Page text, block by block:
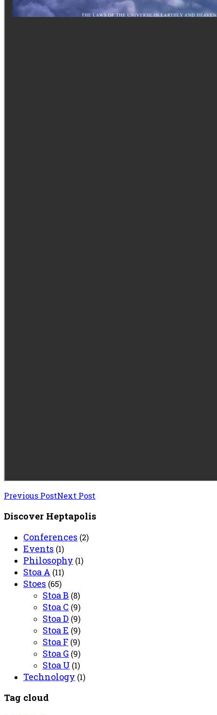
Previous PostNext Post
Discover Heptapolis
Conferences (2)
Events (1)
Philosophy (1)
Stoa A (11)
Stoes (65)
Stoa B (8)
Stoa C (9)
Stoa D (9)
Stoa E (9)
Stoa F (9)
Stoa G (9)
Stoa U (1)
Technology (1)
Tag cloud